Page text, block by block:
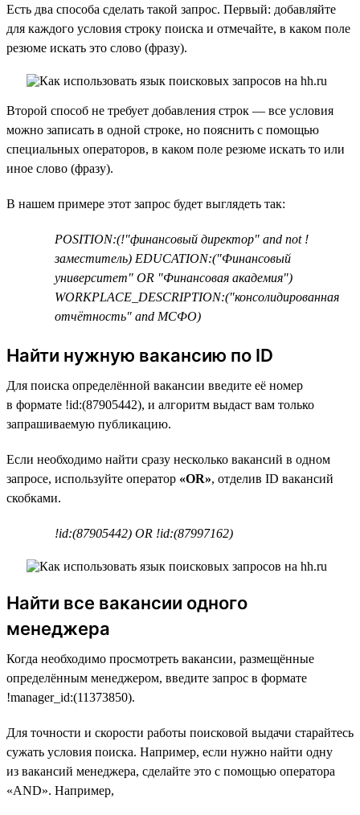
Есть два способа сделать такой запрос. Первый: добавляйте
для каждого условия строку поиска и отмечайте, в каком поле
резюме искать это слово (фразу).
Второй способ не требует добавления строк — все условия
можно записать в одной строке, но пояснить с помощью
специальных операторов, в каком поле резюме искать то или
иное слово (фразу).
В нашем примере этот запрос будет выглядеть так:
POSITION:(!"финансовый директор" and not !
заместитель) EDUCATION:("Финансовый
университет" OR "Финансовая академия")
WORKPLACE_DESCRIPTION:("консолидированная
отчётность" and МСФО)
Найти нужную вакансию по ID
Для поиска определённой вакансии введите её номер
в формате !id:(87905442), и алгоритм выдаст вам только
запрашиваемую публикацию.
Если необходимо найти сразу несколько вакансий в одном
запросе, используйте оператор «OR», отделив ID вакансий
скобками.
!id:(87905442) OR !id:(87997162)
Найти все вакансии одного
менеджера
Когда необходимо просмотреть вакансии, размещённые
определённым менеджером, введите запрос в формате
!manager_id:(11373850).
Для точности и скорости работы поисковой выдачи старайтесь
сужать условия поиска. Например, если нужно найти одну
из вакансий менеджера, сделайте это с помощью оператора
«AND». Например,